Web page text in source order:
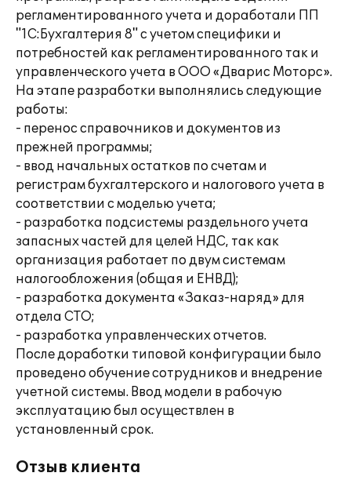
регламентированного учета и доработали ПП
"1С:Бухгалтерия 8" с учетом специфики и
потребностей как регламентированного так и
управленческого учета в ООО «Дварис Моторс».
На этапе разработки выполнялись следующие
работы:
- перенос справочников и документов из
прежней программы;
- ввод начальных остатков по счетам и
регистрам бухгалтерского и налогового учета в
соответствии с моделью учета;
- разработка подсистемы раздельного учета
запасных частей для целей НДС, так как
организация работает по двум системам
налогообложения (общая и ЕНВД);
- разработка документа «Заказ-наряд» для
отдела СТО;
- разработка управленческих отчетов.
После доработки типовой конфигурации было
проведено обучение сотрудников и внедрение
учетной системы. Ввод модели в рабочую
эксплуатацию был осуществлен в
установленный срок.
Отзыв клиента